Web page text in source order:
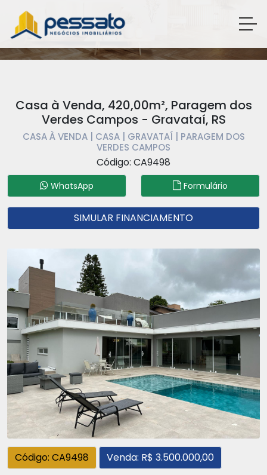
Casa à Venda, 420,00m², Paragem dos
Verdes Campos - Gravataí, RS
CASA À VENDA | CASA | GRAVATAÍ | PARAGEM DOS
VERDES CAMPOS
Código: CA9498
WhatsApp Formulário
SIMULAR FINANCIAMENTO
Código: CA9498 Venda: R$ 3.500.000,00